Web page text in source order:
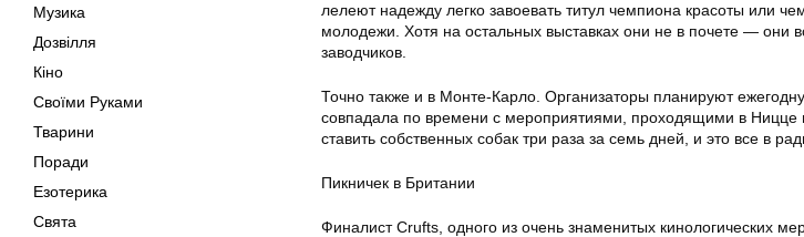
Музика
Дозвілля
Кіно
Своїми Руками
Тварини
Поради
Езотерика
Свята
лелеют надежду легко завоевать титул чемпиона красоты или
молодежи. Хотя на остальных выставках они не в почете — они
заводчиков.
Точно также и в Монте-Карло. Организаторы планируют
совпадала по времени с мероприятиями, проходящими в Ницце
ставить собственных собак три раза за семь дней, и это все в
Пикничек в Британии
Финалист Crufts, одного из очень знаменитых кинологических